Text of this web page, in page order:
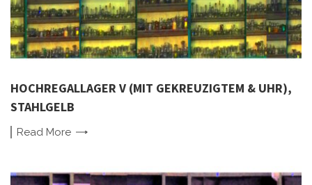
HOCHREGALLAGER V (MIT GEKREUZIGTEM & UHR),
STAHLGELB
Read More